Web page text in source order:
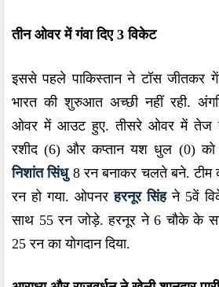
तीन ओवर में गंवा दिए 3 विकेट
इससे पहले पाकिस्तान ने टॉस जीतकर
भारत की शुरुआत अच्छी नहीं रही.
ओवर में आउट हुए. तीसरे ओवर में तेज
रशीद (6) और कप्तान यश धुल (0)
निशांत सिंधु8 रन बनाकर चलते बने. टीम
रन हो गया. ओपनरहरनूर सिंहने 5वें
साथ 55 रन जोड़े. हरनूर ने 6 चौके के
25 रन का याेगदान दिया.